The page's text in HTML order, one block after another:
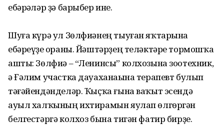
ебәрһәләр ҙә барыбер ине.
Шуға күрә ул Зөлфиәнең тыуған яҡтарына
ебәреүҙе һораны. Йәштәрҙең теләктәре тормошҡа
ашты: Зөлфиә – “Ленинсы” колхозына зоотехник,
ә Ғәлим участка дауаханаһына терапевт булып
тәғәйендәнделәр. Ҡыҫҡа ғына ваҡыт эсендә
ауыл халҡының ихтирамын яулап өлгөргән
белгестәргә колхоз бына тигән фатир бирҙе.